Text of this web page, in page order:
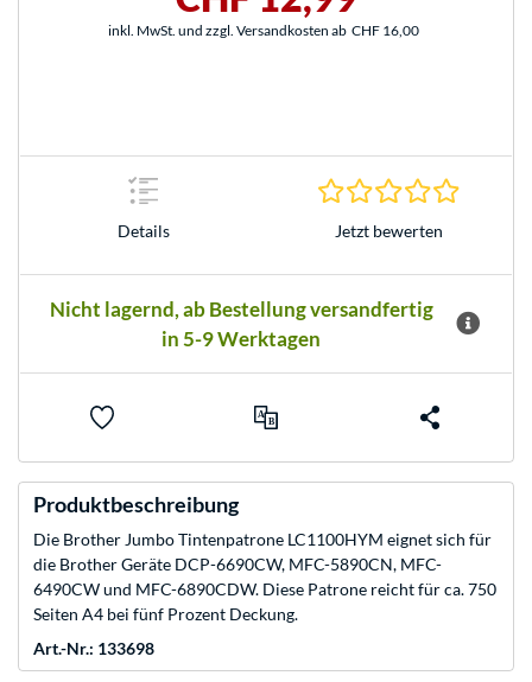
inkl. MwSt. und zzgl. Versandkosten ab CHF 16,00
Details Jetzt bewerten
Nicht lagernd, ab Bestellung versandfertig
in 5-9 Werktagen
Produktbeschreibung
Die Brother Jumbo Tintenpatrone LC1100HYM eignet sich für
die Brother Geräte DCP-6690CW, MFC-5890CN, MFC-
6490CW und MFC-6890CDW. Diese Patrone reicht für ca. 750
Seiten A4 bei fünf Prozent Deckung.
Art.-Nr.: 133698